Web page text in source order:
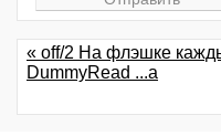
« off/2 На флэшке
DummyRead ...а